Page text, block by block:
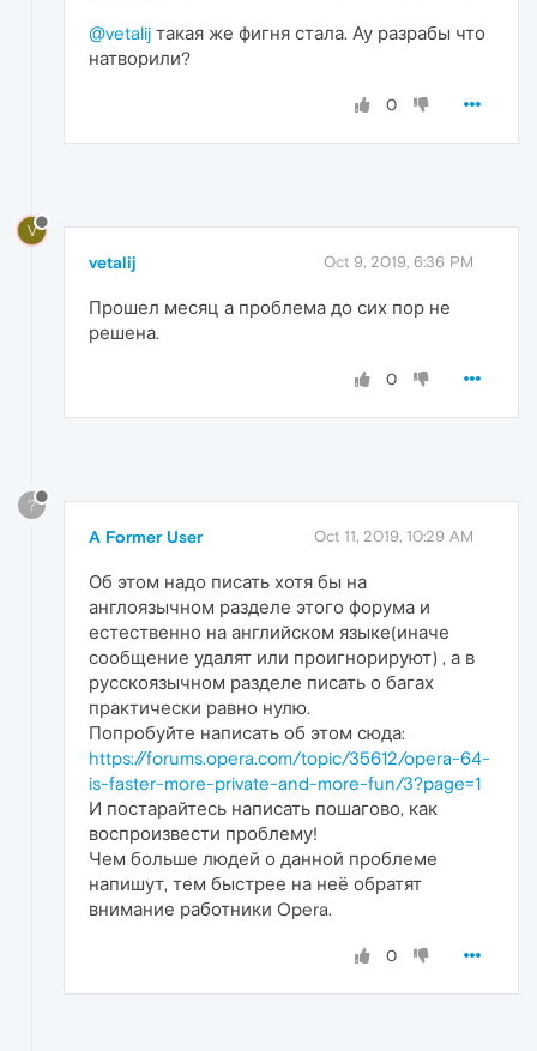
@vetalij такая же фигня стала. Ау разрабы что
натворили?
0
V
vetalij Oct 9, 2019, 6:36 PM
Прошел месяц а проблема до сих пор не
решена.
0
?
A Former User Oct 11, 2019, 10:29 AM
Об этом надо писать хотя бы на
англоязычном разделе этого форума и
естественно на английском языке(иначе
сообщение удалят или проигнорируют) , а в
русскоязычном разделе писать о багах
практически равно нулю.
Попробуйте написать об этом сюда:
https://forums.opera.com/topic/35612/opera-64-
is-faster-more-private-and-more-fun/3?page=1
И постарайтесь написать пошагово, как
воспроизвести проблему!
Чем больше людей о данной проблеме
напишут, тем быстрее на неё обратят
внимание работники Opera.
0